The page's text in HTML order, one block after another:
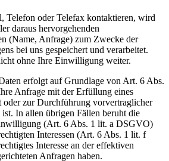
Telefon oder Telefax kontaktieren, wird
daraus hervorgehenden
(Name, Anfrage) zum Zwecke der
bei uns gespeichert und verarbeitet.
ohne Ihre Einwilligung weiter.
erfolgt auf Grundlage von Art. 6 Abs.
Anfrage mit der Erfüllung eines
oder zur Durchführung vorvertraglicher
In allen übrigen Fällen beruht die
(Art. 6 Abs. 1 lit. a DSGVO)
Interessen (Art. 6 Abs. 1 lit. f
Interesse an der effektiven
Anfragen haben.